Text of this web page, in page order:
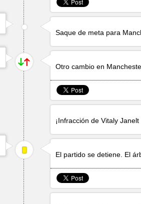
Saque de meta para
Otro cambio en
¡Infracción deVitaly Janelt
El partido se detiene. El